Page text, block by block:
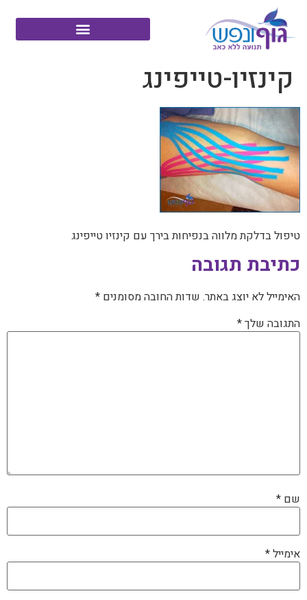
קינזיו-טייפינג
טיפול בדלקת מלווה בנפיחות בירך עם קינזיו טייפינג
כתיבת תגובה
האימייל לא יוצג באתר. שדות החובה מסומנים *
התגובה שלך*
שם *
אימייל*